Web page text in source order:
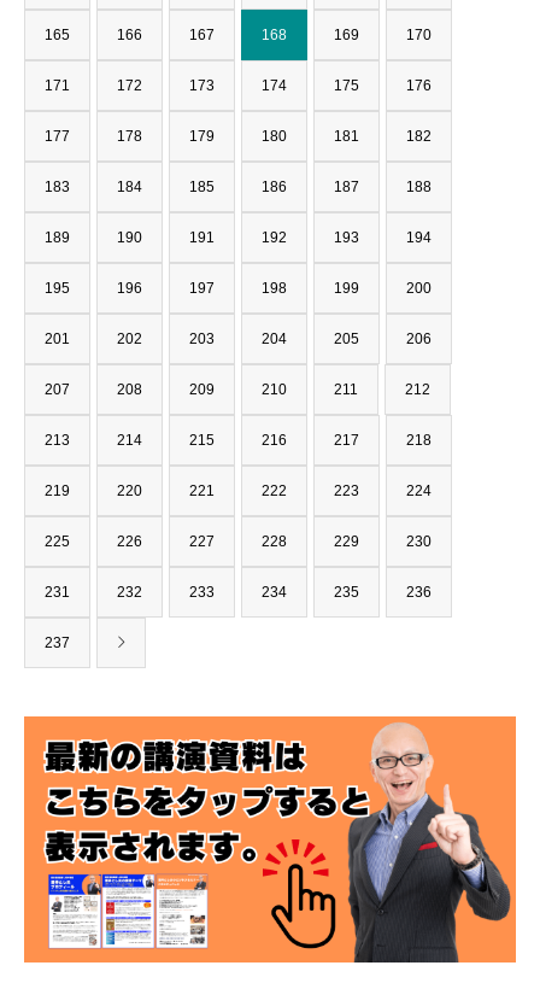
165 166 167 168 169 170
171 172 173 174 175 176
177 178 179 180 181 182
183 184 185 186 187 188
189 190 191 192 193 194
195 196 197 198 199 200
201 202 203 204 205 206
207 208 209 210 211 212
213 214 215 216 217 218
219 220 221 222 223 224
225 226 227 228 229 230
231 232 233 234 235 236
237